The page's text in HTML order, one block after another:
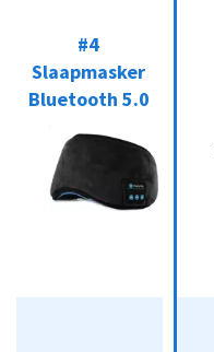
Slaapmasker
Bluetooth 5.0
#4
Slaapmasker
Bluetooth 5.0